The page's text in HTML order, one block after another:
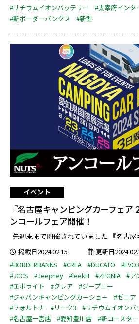
#リチウムイオンバッテリー
#太宰府インタ
#新ボーダーバンクス
#新型
イベント
『名古屋キャンピングカーフェア
ンコールフェア開催！
先週末まで開催されていました 『名古屋
掲載日2024.02.15
更新日
#BORDERBANKS
#CREA #DUCATO #EVO3
#JCCS
#Jeepney #leekIII #ZEGNIA
#ア
#エボライト
#クレア
#ジープニー
#ジャパンキャンピングカーショー
#ゼニア
#フォルトナ
#リーク3
#リチウムイオンバ
#名古屋一宮店
#愛知豊川店 #新コースター